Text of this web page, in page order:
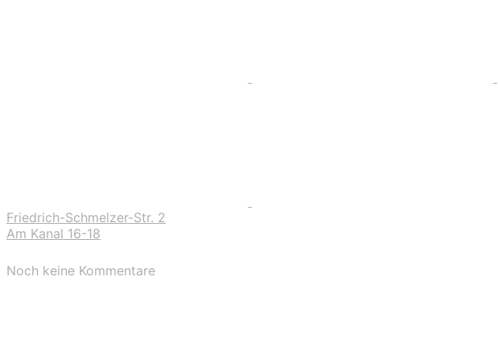
Friedrich-Schmelzer-Str. 2
Am Kanal 16-18
Noch keine Kommentare